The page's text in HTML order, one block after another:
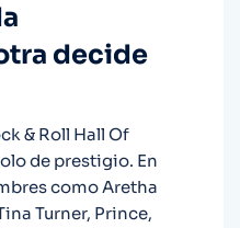
decide
& Roll Hall Of
de prestigio. En
como Aretha
Turner, Prince,